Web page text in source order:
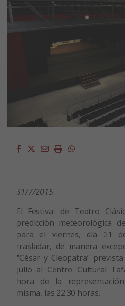
Facebook
Twitter
EmailImprimirWhatsapp
31/7/2015
El Festival de Teatro
predicción meteorológica
para el viernes, día 31
trasladar, de manera
“César y Cleopatra”
julio al Centro Cultural
hora de la
misma, las 22:30 horas.